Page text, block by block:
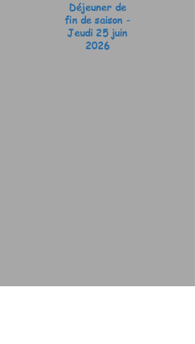
Déjeuner de
fin de saison -
Jeudi 25 juin
2026